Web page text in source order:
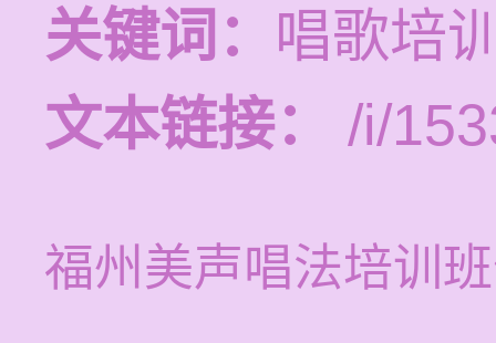
关键词： 唱歌培
文本链接：
/i/
福州美声唱法培训